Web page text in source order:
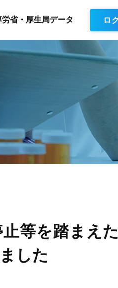
労省・厚生局データ ロ
等を踏まえ
した